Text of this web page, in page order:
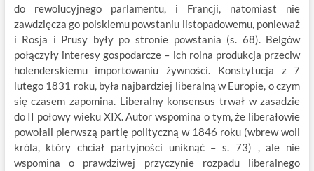
do rewolucyjnego parlamentu, i Francji, natomiast nie
zawdzięcza go polskiemu powstaniu listopadowemu, ponieważ
i Rosja i Prusy były po stronie powstania (s. 68). Belgów
połączyły interesy gospodarcze – ich rolna produkcja przeciw
holenderskiemu importowaniu żywności. Konstytucja z 7
lutego 1831 roku, była najbardziej liberalną w Europie, o czym
się czasem zapomina. Liberalny konsensus trwał w zasadzie
do II połowy wieku XIX. Autor wspomina o tym, że liberałowie
powołali pierwszą partię polityczną w 1846 roku (wbrew woli
króla, który chciał partyjności uniknąć – s. 73) , ale nie
wspomina o prawdziwej przyczynie rozpadu liberalnego